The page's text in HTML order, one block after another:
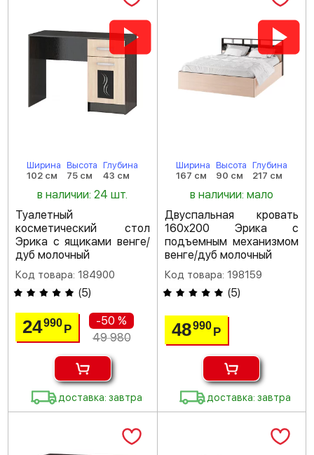
Ширина
102 см
Высота
75 см
Глубина
43 см
в наличии: 24 шт.
Туалетный
косметический стол
Эрика с ящиками венге/
дуб молочный
Код товара: 184900
(5)
24990Р
-50 %
49 980
доставка: завтра
Ширина
167 см
Высота
90 см
Глубина
217 см
в наличии: мало
Двуспальная кровать
160х200 Эрика с
подъемным механизмом
венге/дуб молочный
Код товара: 198159
(5)
48990 Р
доставка: завтра